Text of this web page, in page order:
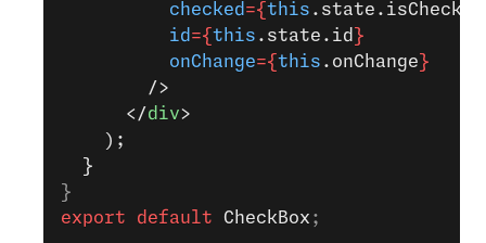
          checked
={ this .state.isChecked
          id
={ this .state.id }
          onChange
={ this .onChange }
        />
      </
div>
    );
  }
}
export default CheckBox ;